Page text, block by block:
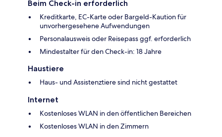
Beim Check-in erforderlich
Kreditkarte, EC-Karte oder Bargeld-Kaution für
unvorhergesehene Aufwendungen
Personalausweis oder Reisepass ggf. erforderlich
Mindestalter für den Check-in: 18 Jahre
Haustiere
Haus- und Assistenztiere sind nicht gestattet
Internet
Kostenloses WLAN in den öffentlichen Bereichen
Kostenloses WLAN in den Zimmern